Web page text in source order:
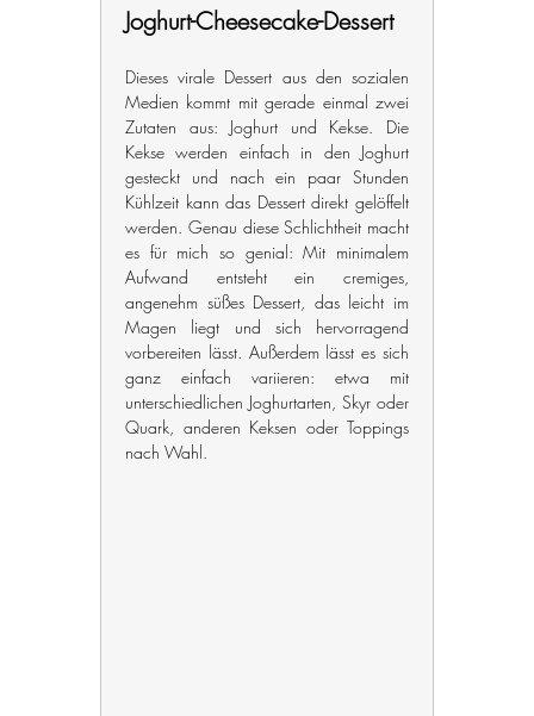
Joghurt-Cheesecake-Dessert
Dieses virale Dessert aus den sozialen
Medien kommt mit gerade einmal zwei
Zutaten aus: Joghurt und Kekse. Die
Kekse werden einfach in den Joghurt
gesteckt und nach ein paar Stunden
Kühlzeit kann das Dessert direkt gelöffelt
werden. Genau diese Schlichtheit macht
es für mich so genial: Mit minimalem
Aufwand entsteht ein cremiges,
angenehm süßes Dessert, das leicht im
Magen liegt und sich hervorragend
vorbereiten lässt. Außerdem lässt es sich
ganz einfach variieren: etwa mit
unterschiedlichen Joghurtarten, Skyr oder
Quark, anderen Keksen oder Toppings
nach Wahl.